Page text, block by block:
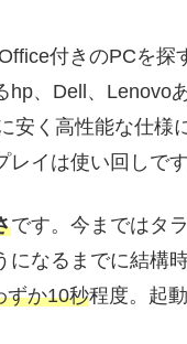
付きのPCを探
、Dell、Lenovo
安く高性能な仕様
イは使い回しで
です。今まではタ
なるまでに結構
ずか10秒程度。起